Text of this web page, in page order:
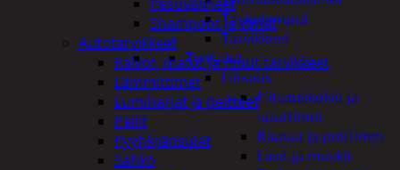
Taskulamput
Tarvikkeet
Työkalut
Hitsaus
Hitsauskolvit ja
suuttimet
Kaasut ja polttimet
Lasit ja maskit
Shampoot ja vahat
Autotarvikkeet
Kalvot, matot ja muut tarvikkeet
Lämmittimet
Lumiharjat ja peitteet
Peilit
Pyyhkijänsulat
Sähkö